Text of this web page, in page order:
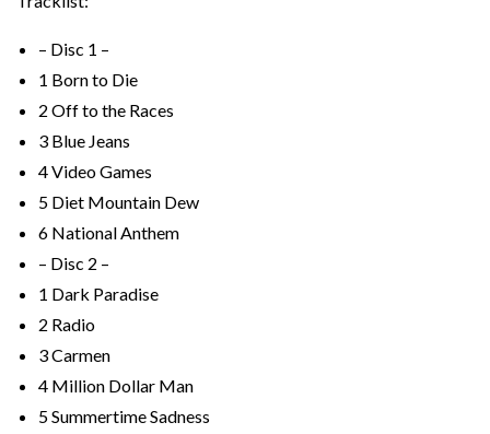
– Disc 1 –
1 Born to Die
2 Off to the Races
3 Blue Jeans
4Video Games
5 Diet Mountain Dew
6 National Anthem
– Disc 2 –
1 Dark Paradise
2 Radio
3Carmen
4 Million Dollar Man
5Summertime Sadness